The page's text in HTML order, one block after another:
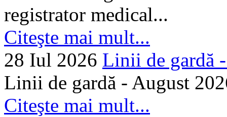
registrator medical...
Citeşte mai mult...
28 Iul 2026 Linii de gardă
Linii de gardă - August
Citeşte mai mult...